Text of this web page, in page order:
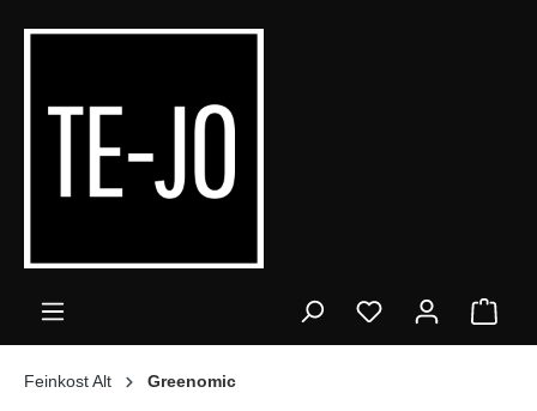
springen
Feinkost Alt Greenomic